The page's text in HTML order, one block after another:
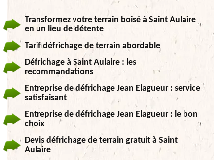
Transformez votre terrain boisé à Saint Aulaire
en un lieu de détente
Tarif défrichage de terrain abordable
Défrichage à Saint Aulaire : les
recommandations
Entreprise de défrichage Jean Elagueur : service
satisfaisant
Entreprise de défrichage Jean Elagueur : le bon
choix
Devis défrichage de terrain gratuit à Saint
Aulaire